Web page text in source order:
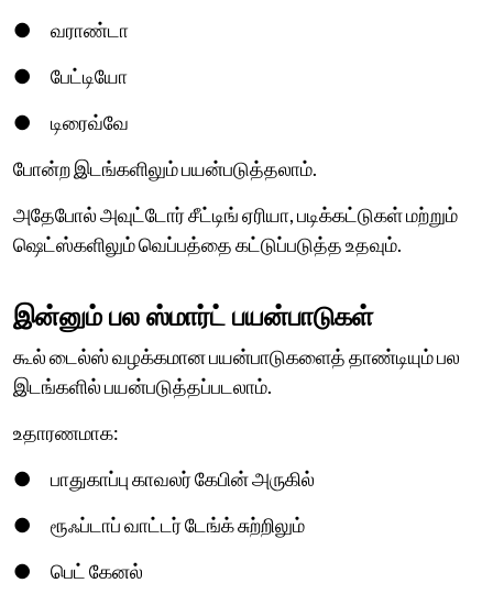
● வராண்டா
● பேட்டியோ
● டிரைவ்வே
போன்ற இடங்களிலும் பயன்படுத்தலாம்.
அதேபோல் அவுட்டோர் சீட்டிங் ஏரியா, படிக்கட்டுகள் மற்றும்
ஷெட்ஸ்களிலும் வெப்பத்தை கட்டுப்படுத்த உதவும்.
இன்னும் பல ஸ்மார்ட் பயன்பாடுகள்
கூல் டைல்ஸ் வழக்கமான பயன்பாடுகளைத் தாண்டியும் பல
இடங்களில் பயன்படுத்தப்படலாம்.
உதாரணமாக:
● பாதுகாப்பு காவலர் கேபின் அருகில்
● ரூஃப்டாப் வாட்டர் டேங்க் சுற்றிலும்
● பெட் கேனல்